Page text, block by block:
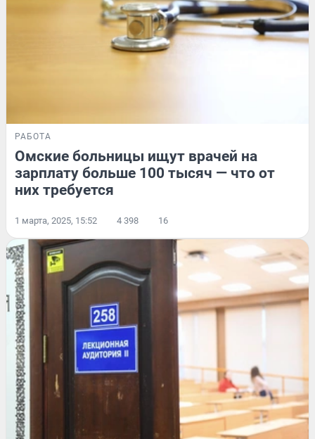
РАБОТА
Омские больницы ищут врачей на
зарплату больше 100 тысяч — что от
них требуется
1 марта, 2025, 15:52 4 398 16